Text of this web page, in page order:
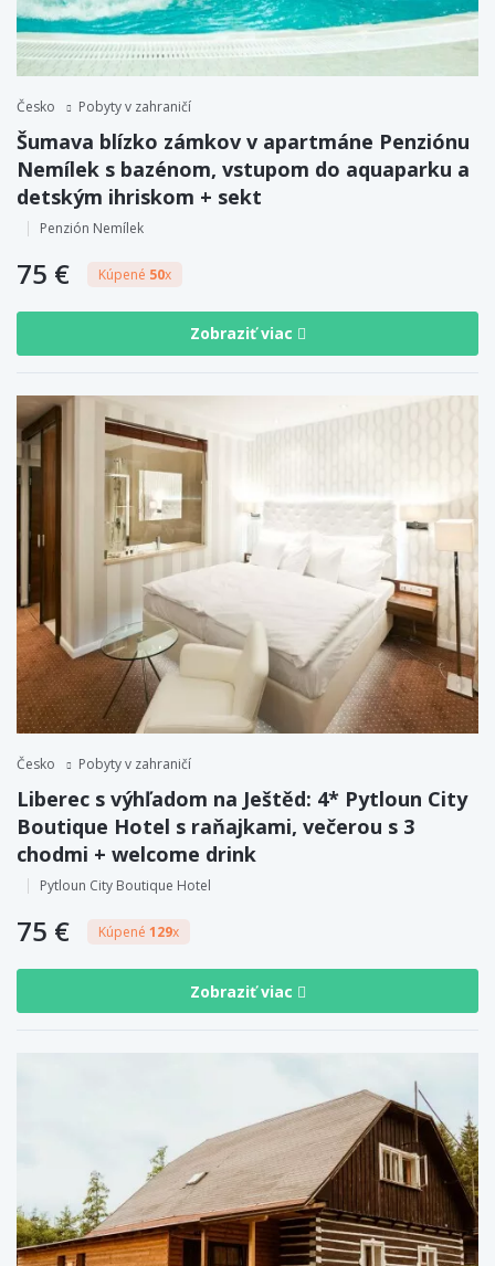
Česko Pobyty v zahraničí
Šumava blízko zámkov v apartmáne Penziónu
Nemílek s bazénom, vstupom do aquaparku a
detským ihriskom + sekt
Penzión Nemílek
75 € Kúpené 50x
Zobraziť viac
Česko Pobyty v zahraničí
Liberec s výhľadom na Ještěd: 4* Pytloun City
Boutique Hotel s raňajkami, večerou s 3
chodmi + welcome drink
Pytloun City Boutique Hotel
75 € Kúpené 129x
Zobraziť viac